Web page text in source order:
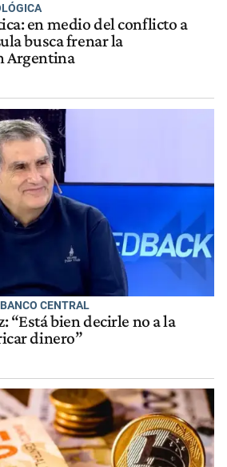
en medio del conflicto a
busca frenar la
Argentina
CENTRAL
“Está bien decirle no a la
dinero”